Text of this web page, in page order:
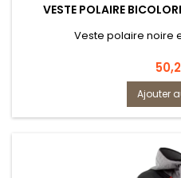
VESTE POLAIRE
Veste polaire noire
Prix
Ajouter